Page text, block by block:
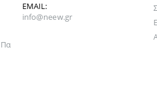
EMAIL:
info@neew.gr
Πα